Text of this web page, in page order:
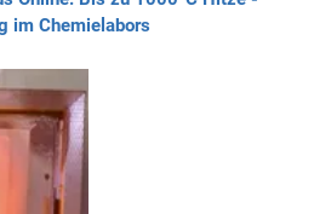
im Chemielabors